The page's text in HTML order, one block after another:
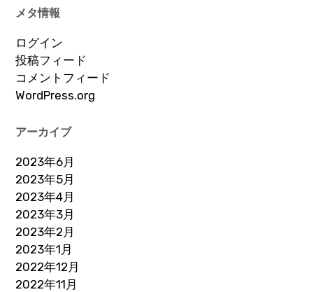
メタ情報
ログイン
投稿フィード
コメントフィード
WordPress.org
アーカイブ
2023年6月
2023年5月
2023年4月
2023年3月
2023年2月
2023年1月
2022年12月
2022年11月